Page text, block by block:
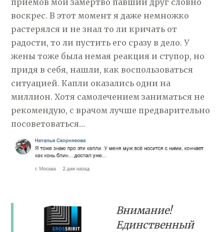
приемов мой замертво павший друг словно
воскрес. В этот момент я даже немножко
растерялся и не знал то ли кричать от
радости, то ли пустить его сразу в дело. У
жены тоже была немая реакция и ступор, но
придя в себя, нашли, как воспользоваться
ситуацией. Капли оказались одни на
миллион. Хотя самолечением заниматься не
рекомендую, с врачом лучше предварительно
посоветоваться…
Внимание!
Единственный